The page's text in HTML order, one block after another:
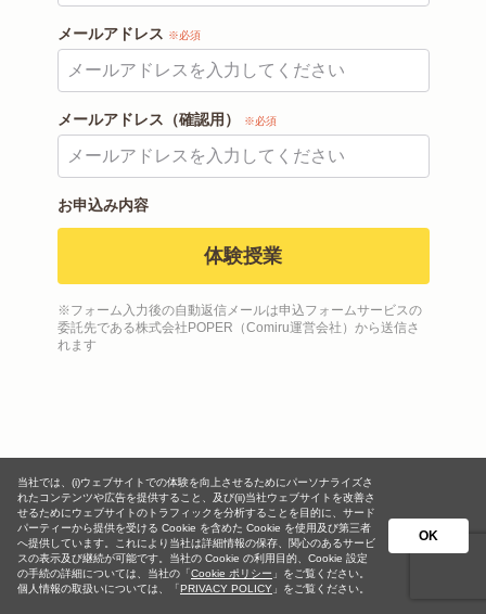
メールアドレス ※必須
メールアドレス（確認用） ※必須
お申込み内容
体験授業
※フォーム入力後の自動返信メールは申込フォームサービスの
委託先である株式会社POPER（Comiru運営会社）から送信さ
れます
当社では、(i)ウェブサイトでの体験を向上させるためにパーソナライズさ
れたコンテンツや広告を提供すること、及び(ii)当社ウェブサイトを改善さ
せるためにウェブサイトのトラフィックを分析することを目的に、サード
パーティーから提供を受ける Cookie を含めた Cookie を使用及び第三者
へ提供しています。これにより当社は詳細情報の保存、関心のあるサービ
スの表示及び継続が可能です。当社の Cookie の利用目的、Cookie 設定
の手続の詳細については、当社の「Cookie ポリシー 」をご覧ください。
個人情報の取扱いについては、「PRIVACY POLICY 」をご覧ください。
OK